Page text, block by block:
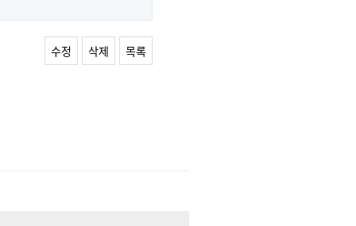
수정 삭제 목록